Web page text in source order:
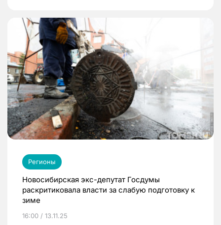
Регионы
Новосибирская экс-депутат Госдумы
раскритиковала власти за слабую подготовку к
зиме
16:00 / 13.11.25